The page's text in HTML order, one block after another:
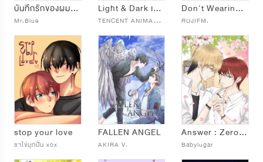
บันทึกรักของผมและเขา
Mr.Blue
Light & Dark เพราะเราคนละขั้วกัน
T
ENCENT ANIMATION & COMICS
Don't Wearing Net!!!
RUJIFM.
stop your love
ชาไข่มุกปั่น xox
FALLEN ANGEL
AKIRA V.
Answer : Zero o’clock
Babylugar